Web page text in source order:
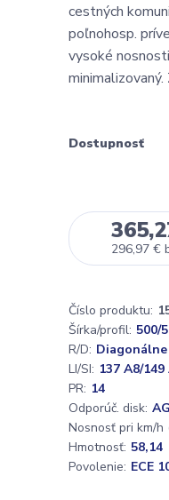
cestných
poľnohosp.
vysoké
minimalizovaný.
Dostupnosť
296,97 €
Číslo produktu:
Šírka/profil: 500/
R/D: Diagonálne
LI/SI: 137 A8/149
PR: 14
Odporúč. disk:
Nosnosť pri km/h
Hmotnosť: 58,14
Povolenie: ECE